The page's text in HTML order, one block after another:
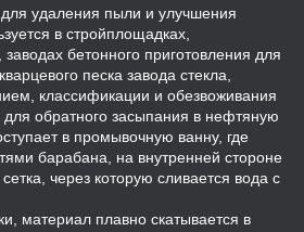
удаления пыли и улучшения
в стройплощадках,
бетонного приготовления для
песка завода стекла,
классификации и обезвоживания
для обратного засыпания в нефтяную
в промывочную ванну, где
барабана, на внутренней стороне
через которую сливается вода с
материал плавно скатывается в